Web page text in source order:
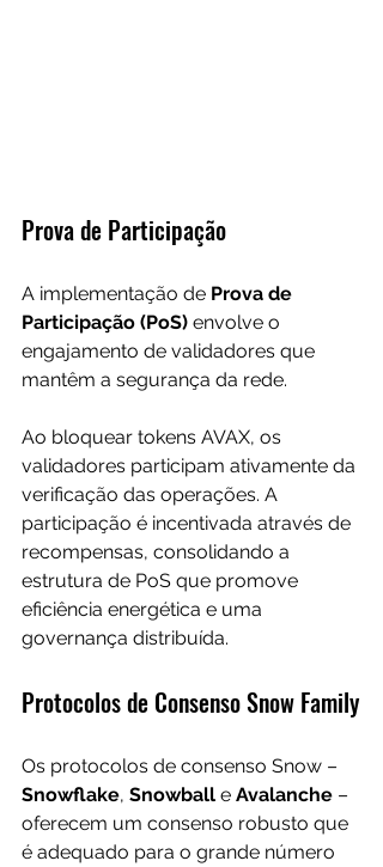
Prova de Participação
A implementação de Prova de
Participação (PoS) envolve o
engajamento de validadores que
mantêm a segurança da rede.
Ao bloquear tokens AVAX, os
validadores participam ativamente da
verificação das operações. A
participação é incentivada através de
recompensas, consolidando a
estrutura de PoS que promove
eficiência energética e uma
governança distribuída.
Protocolos de Consenso Snow Family
Os protocolos de consenso Snow –
Snowflake, Snowball e Avalanche –
oferecem um consenso robusto que
é adequado para o grande número